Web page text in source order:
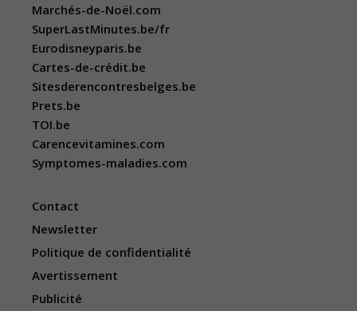
Marchés-de-Noël.com
SuperLastMinutes.be/fr
Eurodisneyparis.be
Cartes-de-crédit.be
Sitesderencontresbelges.be
Prets.be
TOI.be
Carencevitamines.com
Symptomes-maladies.com
Contact
Newsletter
Politique de confidentialité
Avertissement
Publicité